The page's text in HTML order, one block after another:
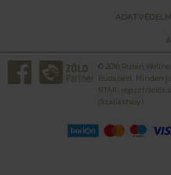
© 2016 Rubin
Budapest. Minden
NTAK-regisztrációs
(Szálláshely)